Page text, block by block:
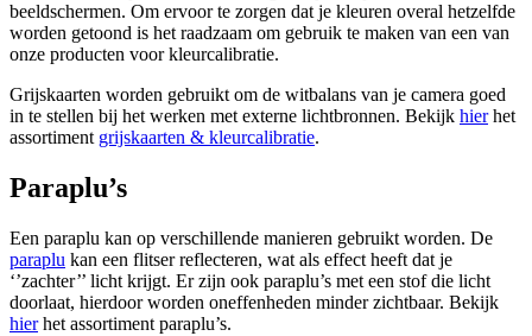
beeldschermen. Om ervoor te zorgen dat je kleuren overal hetzelfde
worden getoond is het raadzaam om gebruik te maken van een van
onze producten voor kleurcalibratie.
Grijskaarten worden gebruikt om de witbalans van je camera goed
in te stellen bij het werken met externe lichtbronnen. Bekijk hierhet
assortiment grijskaarten & kleurcalibratie.
Paraplu’s
Een paraplu kan op verschillende manieren gebruikt worden. De
paraplu kan een flitser reflecteren, wat als effect heeft dat je
‘’zachter’’ licht krijgt. Er zijn ook paraplu’s met een stof die licht
doorlaat, hierdoor worden oneffenheden minder zichtbaar. Bekijk
hierhet assortiment paraplu’s.